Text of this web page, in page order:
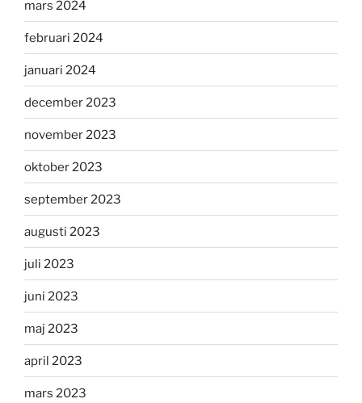
mars 2024
februari 2024
januari 2024
december 2023
november 2023
oktober 2023
september 2023
augusti 2023
juli 2023
juni 2023
maj 2023
april 2023
mars 2023